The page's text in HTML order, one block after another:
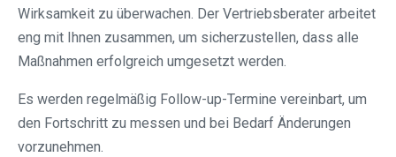
Wirksamkeit zu überwachen. Der Vertriebsberater arbeitet
eng mit Ihnen zusammen, um sicherzustellen, dass alle
Maßnahmen erfolgreich umgesetzt werden.
Es werden regelmäßig Follow-up-Termine vereinbart, um
den Fortschritt zu messen und bei Bedarf Änderungen
vorzunehmen.